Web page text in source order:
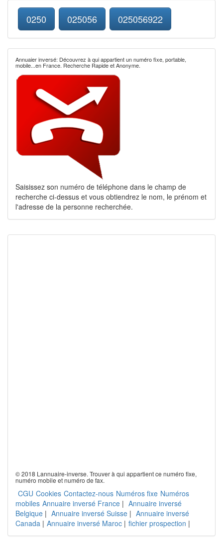
0250 025056 025056922
Annuaier inversé: Découvrez à qui appartient un numéro fixe, portable,
mobile...en France. Recherche Rapide et Anonyme.
Saisissez son numéro de téléphone dans le champ de
recherche ci-dessus et vous obtiendrez le nom, le prénom et
l'adresse de la personne recherchée.
© 2018 Lannuaire-inverse. Trouver à qui appartient ce numéro fixe,
numéro mobile et numéro de fax.
CGU Cookies Contactez-nous Numéros fixe Numéros
mobiles Annuaire inversé France | Annuaire inversé
Belgique | Annuaire inversé Suisse | Annuaire inversé
Canada | Annuaire inversé Maroc | fichier prospection |